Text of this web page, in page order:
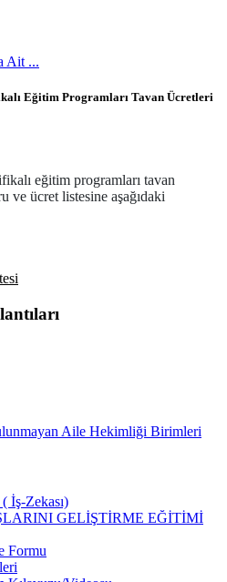
Ait ...
Eğitim Programları Tavan Ücretleri
eğitim programları tavan
ücret listesine aşağıdaki
Aile Hekimliği Birimleri
İş-Zekası)
GELİŞTİRME EĞİTİMİ
Formu